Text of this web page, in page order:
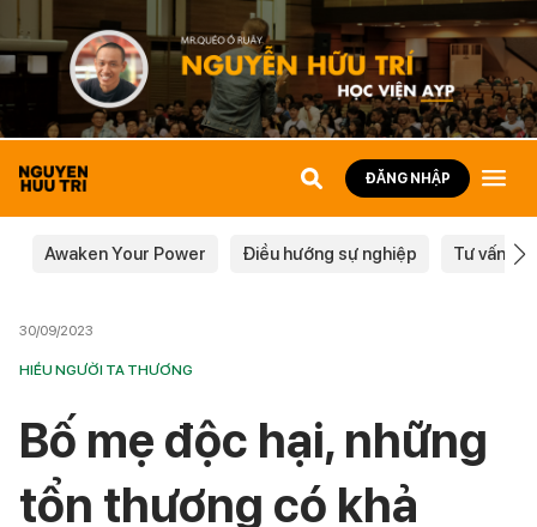
ĐĂNG NHẬP
Awaken Your Power Điều hướng sự nghiệp Tư vấn
30/09/2023
HIỂU NGƯỜI TA THƯƠNG
Bố mẹ độc hại, những
tổn thương có khả